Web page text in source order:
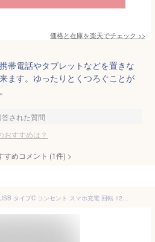
価格と在庫を楽天でチェック >>
帯電話やタブレットなどを置きな
ます。ゆったりとくつろぐことが
答された質問
おすすめは？
すめコメント (1件) >
電源タップ タワー型 縦型 USB タイプC コンセント スマホ充電 回転 12個口 2m ホワイト 白 おしゃれ EZ7-TAP075W